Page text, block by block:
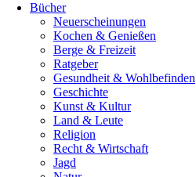
Bücher
Neuerscheinungen
Kochen & Genießen
Berge & Freizeit
Ratgeber
Gesundheit & Wohlbefinden
Geschichte
Kunst & Kultur
Land & Leute
Religion
Recht & Wirtschaft
Jagd